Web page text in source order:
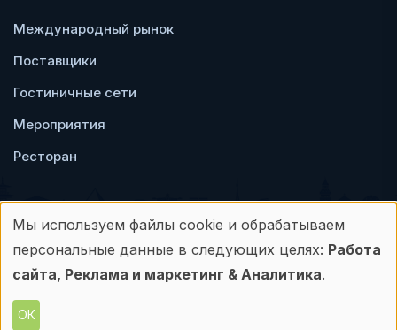
Международный рынок
Поставщики
Гостиничные сети
Мероприятия
Ресторан
Пользовательское
соглашение
Политика
конфиденциальности
Использование
персональных
данных
Мы используем файлы cookie и обрабатываем
персональные данные в следующих целях: Работа
сайта, Реклама и маркетинг & Аналитика.
ОК